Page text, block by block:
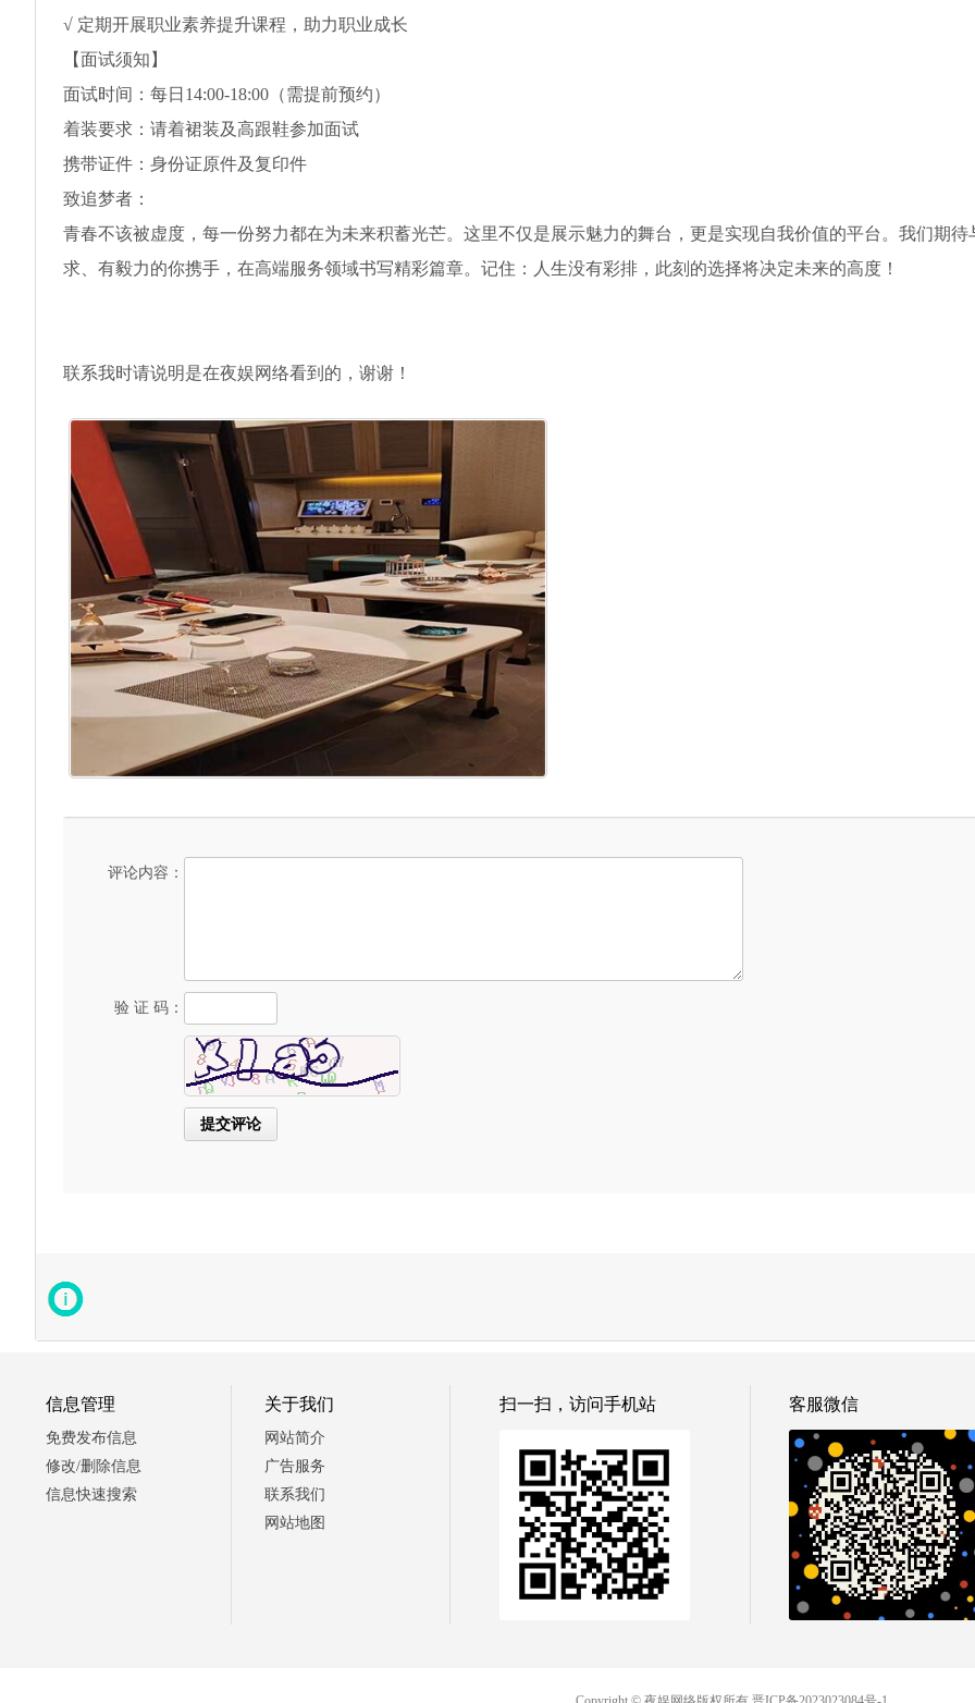
√ 定期开展职业素养提升课程，助力职业成长
【面试须知】
面试时间：每日14:00-18:00（需提前预约）
着装要求：请着裙装及高跟鞋参加面试
携带证件：身份证原件及复印件
致追梦者：
青春不该被虚度，每一份努力都在为未来积蓄光芒。这里不仅是展示魅力的舞台，更是实现自我价值的平台。我们期待
求、有毅力的你携手，在高端服务领域书写精彩篇章。记住：人生没有彩排，此刻的选择将决定未来的高度！
联系我时请说明是在夜娱网络看到的，谢谢！
评论内容：
验 证 码：
信息管理
免费发布信息
修改/删除信息
信息快速搜索
关于我们
网站简介
广告服务
联系我们
网站地图
扫一扫，访问手机站 客服微信